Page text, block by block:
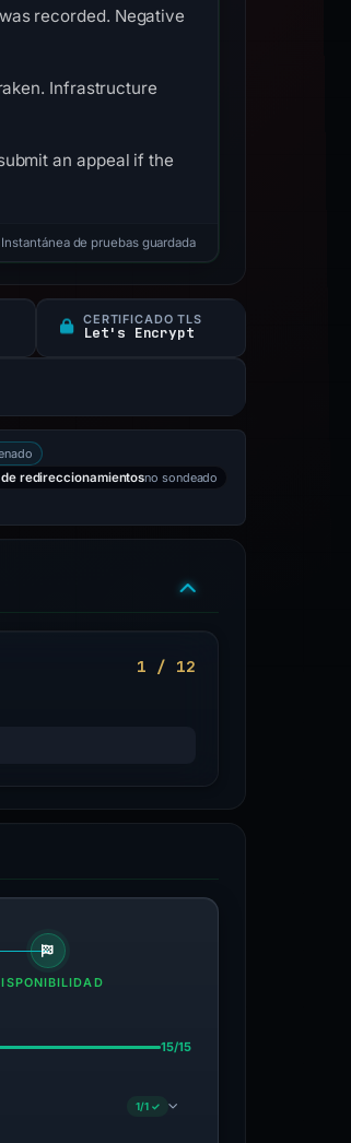
recorded. Negative
Infrastructure
an appeal if the
Instantánea de pruebas guardada
CERTIFICADO TLS
Let's Encrypt
redireccionamientosno sondeado
1 / 12
15/15
1/1 ✓